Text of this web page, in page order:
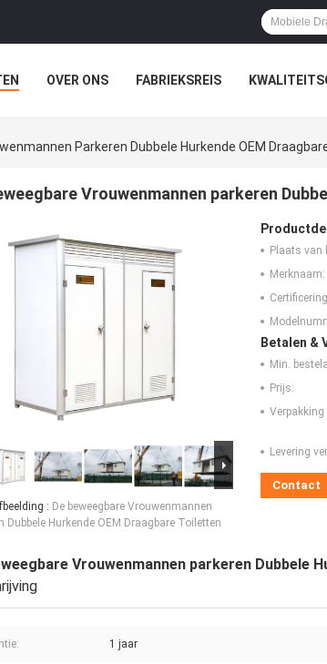
OVER ONS FABRIEKSREIS
Parkeren Dubbele Hurkende OEM
Vrouwenmannen parkeren
: De beweegbare Vrouwenmannen
Dubbele Hurkende OEM Draagbare Toiletten
Plaats van
Merknaam:
Betalen &
Min.
Prijs:
Verpakking
Levering
Contact
Vrouwenmannen parkeren Dubbele
1 jaar